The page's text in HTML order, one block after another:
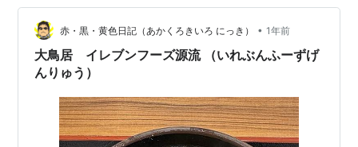
ぷりで最高です 夫くんともおじゃましたくなりました
「五目チャーハン」です チャーハンも美味しかったです
今日はユザ…
赤・黒・黄色日記（あかくろきいろ にっき） • 1年前
大鳥居 イレブンフーズ源流 （いれぶんふーずげ
んりゅう）